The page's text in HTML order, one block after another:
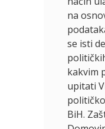
na
se isti
kakvim
upitati
BiH.